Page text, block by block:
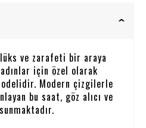
ve zarafeti bir araya
için özel olarak
Modern çizgilerle
bu saat, göz alıcı ve